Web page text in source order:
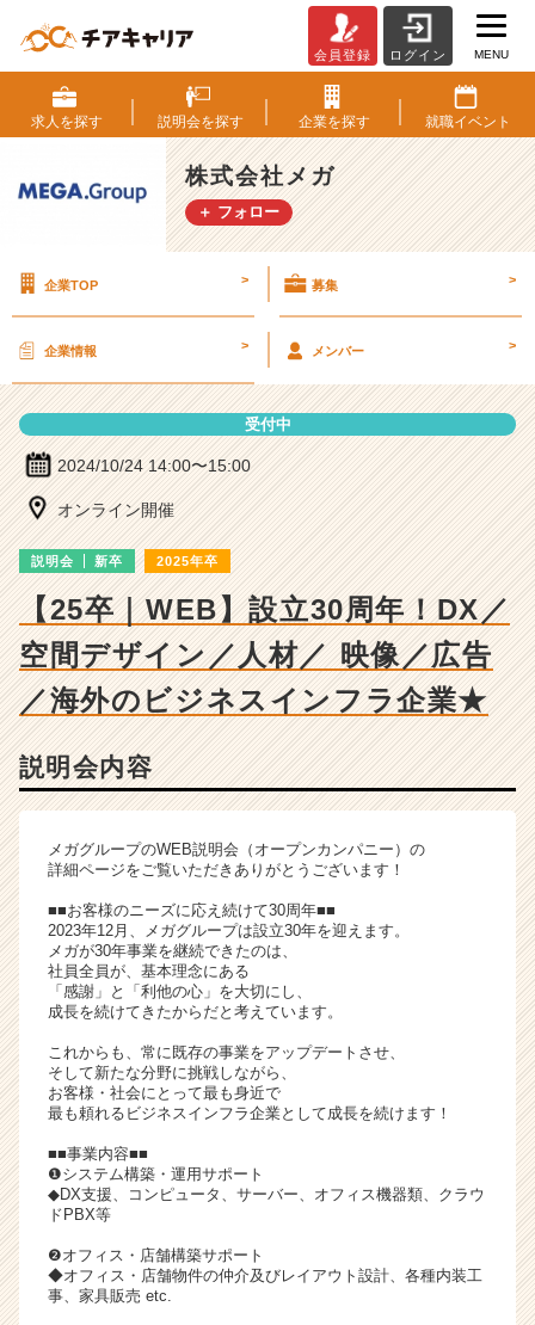
式
会
社
メ
ガ
の
詳
ベ
ン
チ
ャ
企
か
ス
カ
ウ
届
く
就
活
イ
ト
チ
ア
キ
ャ
リ
ア
（C
e
e
a
会員登録 ログイン MENU
求人を探す 説明会を探す 企業を探す 就職イベント
株式会社メガ
＋ フォロー
企業TOP > 募集 >
企業情報 > メンバー >
受付中
2024/10/24 14:00〜15:00
オンライン開催
説明会 新卒 2025年卒
【25卒｜WEB】設立30周年！DX／
空間デザイン／人材／ 映像／広告
／海外のビジネスインフラ企業★
説明会内容
メガグループのWEB説明会（オープンカンパニー）の
詳細ページをご覧いただきありがとうございます！
■■お客様のニーズに応え続けて30周年■■
2023年12月、メガグループは設立30年を迎えます。
メガが30年事業を継続できたのは、
社員全員が、基本理念にある
「感謝」と「利他の心」を大切にし、
成長を続けてきたからだと考えています。
これからも、常に既存の事業をアップデートさせ、
そして新たな分野に挑戦しながら、
お客様・社会にとって最も身近で
最も頼れるビジネスインフラ企業として成長を続けます！
■■事業内容■■
❶システム構築・運用サポート
◆DX支援、コンピュータ、サーバー、オフィス機器類、クラウ
ドPBX等
❷オフィス・店舗構築サポート
◆オフィス・店舗物件の仲介及びレイアウト設計、各種内装工
事、家具販売 etc.